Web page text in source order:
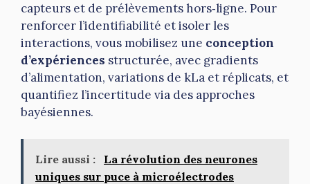
capteurs et de prélèvements hors‑ligne. Pour
renforcer l’identifiabilité et isoler les
interactions, vous mobilisez une conception
d’expériences structurée, avec gradients
d’alimentation, variations de kLa et réplicats, et
quantifiez l’incertitude via des approches
bayésiennes.
Lire aussi :
La révolution des neurones
uniques sur puce à microélectrodes